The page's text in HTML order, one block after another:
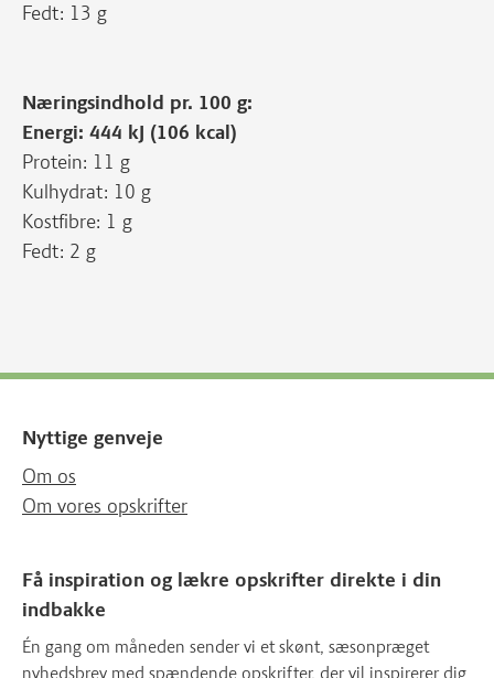
Fedt: 13 g
Næringsindhold pr. 100 g:
Energi: 444 kJ (106 kcal)
Protein: 11 g
Kulhydrat: 10 g
Kostfibre: 1 g
Fedt: 2 g
Nyttige genveje
Om os
Om vores opskrifter
Få inspiration og lækre opskrifter direkte i din
indbakke
Én gang om måneden sender vi et skønt, sæsonpræget
nyhedsbrev med spændende opskrifter, der vil inspirerer dig